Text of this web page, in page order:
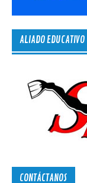
ALIADO EDUCATIVO
CONTÁCTANOS